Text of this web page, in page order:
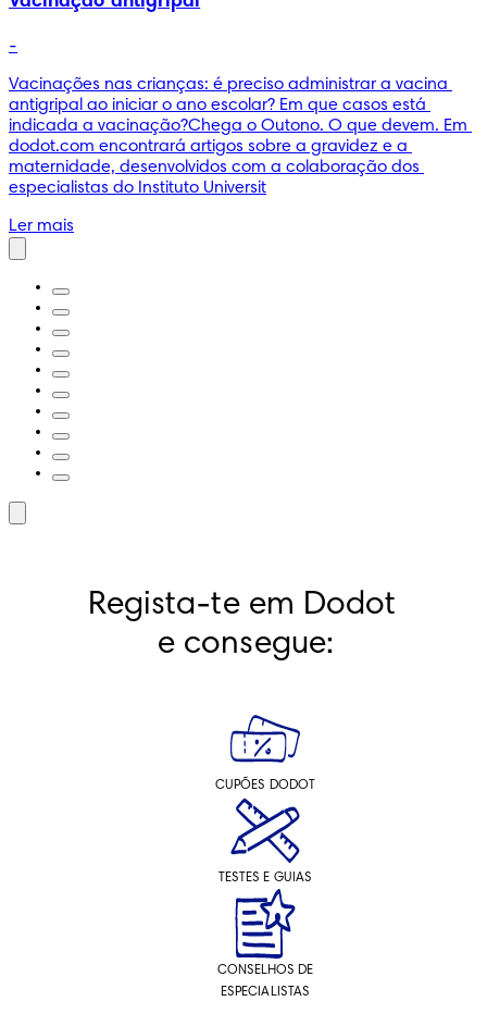
-
Vacinações nas crianças: é preciso administrar a vacina
antigripal ao iniciar o ano escolar? Em que casos está
indicada a vacinação?Chega o Outono. O que devem. Em
dodot.com encontrará artigos sobre a gravidez e a
maternidade, desenvolvidos com a colaboração dos
especialistas do Instituto Universit
Ler mais
Regista-te em Dodot
e consegue:
CUPÕES DODOT
TESTES E GUIAS
CONSELHOS DE
ESPECIALISTAS